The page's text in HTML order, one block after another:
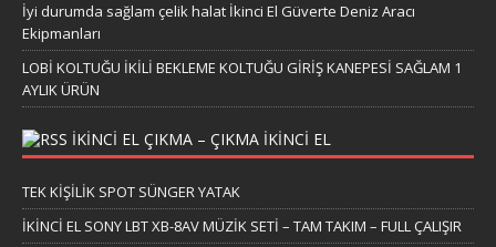
İyi durumda sağlam çelik halat İkinci El Güverte Deniz Aracı
Ekipmanları
LOBİ KOLTUĞU İKİLİ BEKLEME KOLTUĞU GİRİŞ KANEPESİ SAĞLAM 1
AYLIK ÜRÜN
IKINCI EL ÇIKMA – ÇIKMA IKINCI EL
TEK KİŞİLİK SPOT SÜNGER YATAK
İKİNCİ EL SONY LBT XB-8AV MÜZİK SETİ – TAM TAKIM – FULL ÇALIŞIR